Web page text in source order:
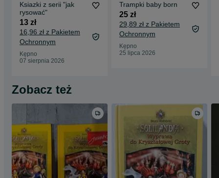
Ksiazki z serii "jak
rysować"
13 zł
16,96 zł z Pakietem
Ochronnym
Kępno
07 sierpnia 2026
Trampki baby born
25 zł
29,89 zł z Pakietem
Ochronnym
Kępno
25 lipca 2026
Zobacz też